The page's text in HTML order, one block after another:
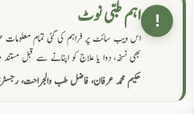
! اہم طبی نوٹ
اس ویب سائٹ پر فراہم کی گئی تمام
بھی نسخہ، دوا یا علاج کو اپنانے سے قبل
حکیم محمد عرفان، فاضل طب والجراحت،